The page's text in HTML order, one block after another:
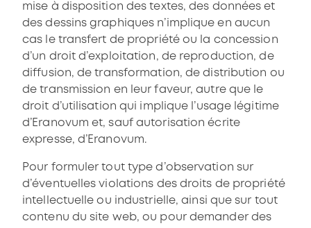
mise à disposition des textes, des données et
des dessins graphiques n’implique en aucun
cas le transfert de propriété ou la concession
d’un droit d’exploitation, de reproduction, de
diffusion, de transformation, de distribution ou
de transmission en leur faveur, autre que le
droit d’utilisation qui implique l’usage légitime
d’Eranovum et, sauf autorisation écrite
expresse, d’Eranovum.
Pour formuler tout type d’observation sur
d’éventuelles violations des droits de propriété
intellectuelle ou industrielle, ainsi que sur tout
contenu du site web, ou pour demander des